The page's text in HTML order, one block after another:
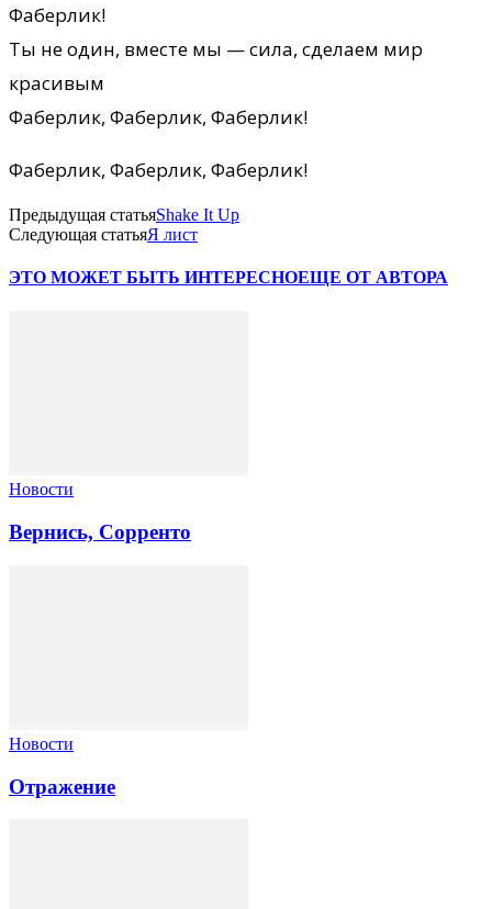
Фаберлик!
Ты не один, вместе мы — сила, сделаем мир
красивым
Фаберлик, Фаберлик, Фаберлик!
Фаберлик, Фаберлик, Фаберлик!
Предыдущая статьяShake It Up
Следующая статьяЯ лист
ЭТО МОЖЕТ БЫТЬ ИНТЕРЕСНОЕЩЕ ОТ АВТОРА
Новости
Вернись, Сорренто
Новости
Отражение